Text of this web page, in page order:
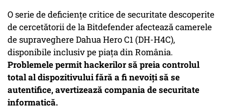
O serie de deficiențe critice de securitate descoperite
de cercetătorii de la Bitdefender afectează camerele
de supraveghere Dahua Hero C1 (DH-H4C),
disponibile inclusiv pe piața din România.
Problemele permit hackerilor să preia controlul
total al dispozitivului fără a fi nevoiți să se
autentifice, avertizează compania de securitate
informatică.